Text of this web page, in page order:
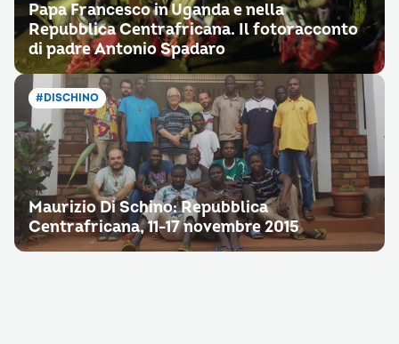
Papa Francesco in Uganda e nella
Repubblica Centrafricana. Il fotoracconto
di padre Antonio Spadaro
#DISCHINO
Maurizio Di Schino: Repubblica
Centrafricana, 11-17 novembre 2015